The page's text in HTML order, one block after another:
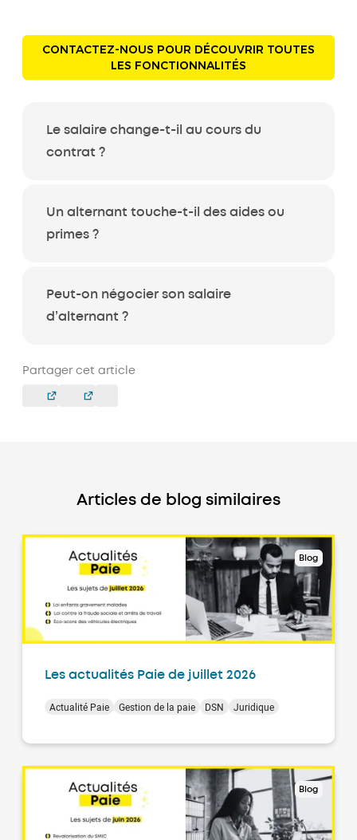
CONTACTEZ-NOUS POUR DÉCOUVRIR TOUTES
LES FONCTIONNALITÉS
Le salaire change-t-il au cours du
contrat ?
Un alternant touche-t-il des aides ou
primes ?
Peut-on négocier son salaire
d’alternant ?
Partager cet article
Articles de blog similaires
Blog
Les actualités Paie de juillet 2026
Actualité Paie Gestion de la paie DSN Juridique
Blog